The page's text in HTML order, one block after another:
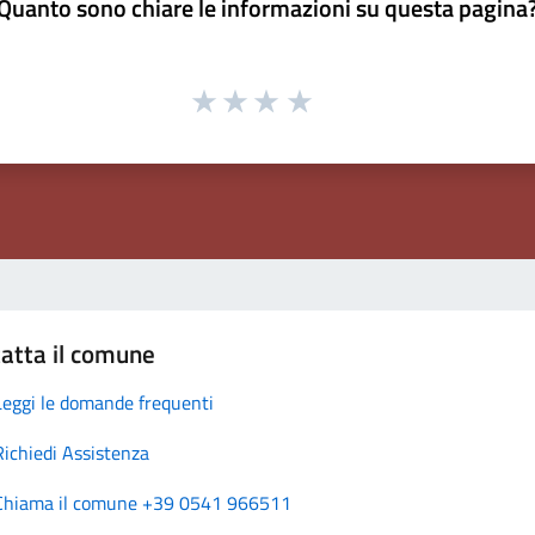
sono chiare le informazioni su questa
il comune
le domande frequenti
Assistenza
il comune +39 0541 966511